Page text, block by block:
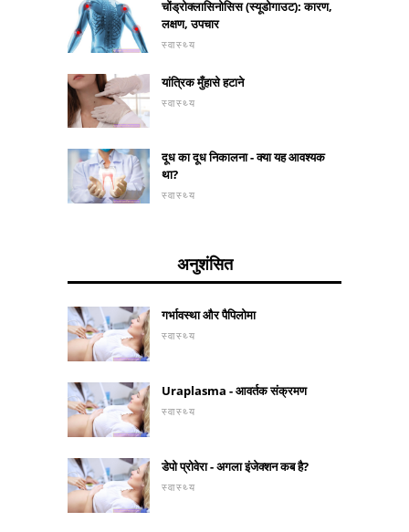
चोंड्रोक्लासिनोसिस (स्यूडोगाउट): कारण,
लक्षण, उपचार
स्वास्थ्य
यांत्रिक मुँहासे हटाने
स्वास्थ्य
दूध का दूध निकालना - क्या यह आवश्यक
था?
स्वास्थ्य
अनुशंसित
गर्भावस्था और पैपिलोमा
स्वास्थ्य
Uraplasma - आवर्तक संक्रमण
स्वास्थ्य
डेपो प्रोवेरा - अगला इंजेक्शन कब है?
स्वास्थ्य